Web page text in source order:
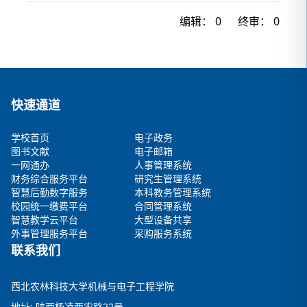
编辑： 0 终审： 0
快速通道
学校首页
电子政务
图书文献
电子邮箱
一网通办
人事管理系统
财务综合服务平台
研究生管理系统
智慧后勤数字服务
本科教务管理系统
校园统一缴费平台
合同管理系统
智慧教学云平台
大型设备共享
外事管理服务平台
采购服务系统
联系我们
西北农林科技大学机械与电子工程学院